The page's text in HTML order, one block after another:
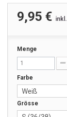
9,95 €
Menge
Farbe
Grösse